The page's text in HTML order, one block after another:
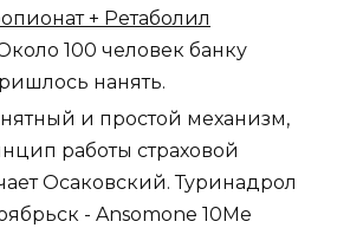
+ Ретаболил
100 человек банку
нанять.
и простой механизм,
работы страховой
Осаковский. Туринадрол
- Ansomone 10Me